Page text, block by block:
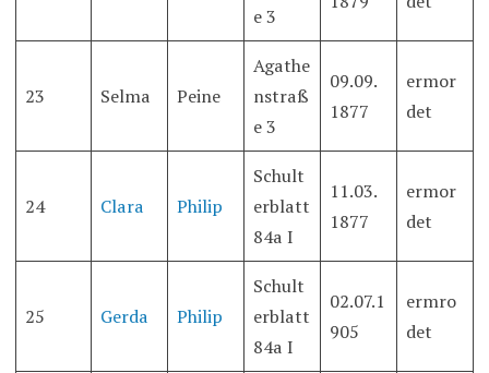
e 3
23 Selma Peine
Agathe
nstraß
e 3
09.09.
1877
ermor
det
24 Clara Philip
Schult
erblatt
84a I
11.03.
1877
ermor
det
25 Gerda Philip
Schult
erblatt
84a I
02.07.1
905
ermro
det